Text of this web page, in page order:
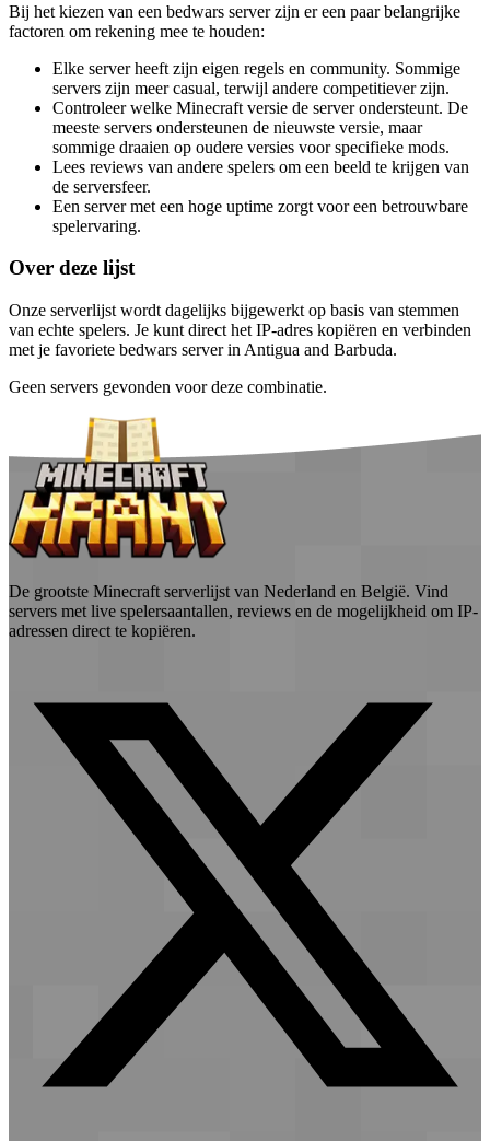
Bij het kiezen van een bedwars server zijn er een paar belangrijke
factoren om rekening mee te houden:
Elke server heeft zijn eigen regels en community. Sommige
servers zijn meer casual, terwijl andere competitiever zijn.
Controleer welke Minecraft versie de server ondersteunt. De
meeste servers ondersteunen de nieuwste versie, maar
sommige draaien op oudere versies voor specifieke mods.
Lees reviews van andere spelers om een beeld te krijgen van
de serversfeer.
Een server met een hoge uptime zorgt voor een betrouwbare
spelervaring.
Over deze lijst
Onze serverlijst wordt dagelijks bijgewerkt op basis van stemmen
van echte spelers. Je kunt direct het IP-adres kopiëren en verbinden
met je favoriete bedwars server in Antigua and Barbuda.
Geen servers gevonden voor deze combinatie.
De grootste Minecraft serverlijst van Nederland en België. Vind
servers met live spelersaantallen, reviews en de mogelijkheid om IP-
adressen direct te kopiëren.